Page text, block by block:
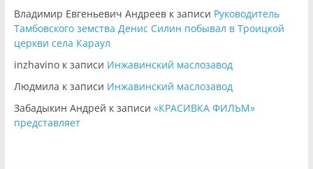
Владимир Евгеньевич Андреевк записи Руководитель
Тамбовского земства Денис Силин побывал в Троицкой
церкви села Караул
inzhavinoк записи Инжавинский маслозавод
Людмила к записи Инжавинский маслозавод
Забадыкин Андрей к записи «КРАСИВКА ФИЛЬМ»
представляет